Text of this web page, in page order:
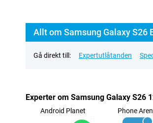
Allt om Samsung Galaxy S26
Gå direkt till: Expertutlåtanden
Experter om Samsung Galaxy S26
Android Planet Phone